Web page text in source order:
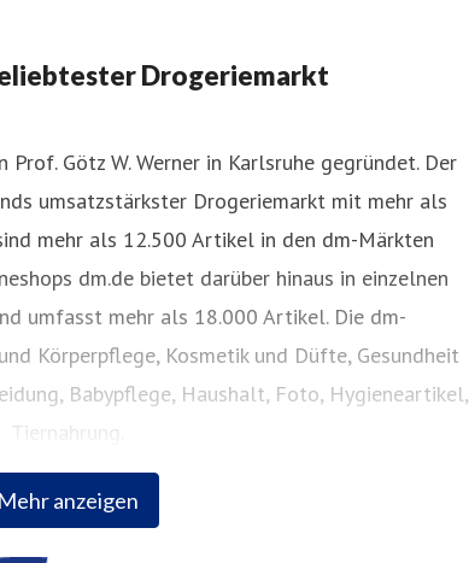
Drogeriemarkt
Mehr anzeigen
Götz W. Werner in Karlsruhe gegründet. Der
umsatzstärkster Drogeriemarkt mit mehr als
mehr als 12.500 Artikel in den dm-Märkten
dm.de bietet darüber hinaus in einzelnen
umfasst mehr als 18.000 Artikel. Die dm-
Körperpflege, Kosmetik und Düfte, Gesundheit
Babypflege, Haushalt, Foto, Hygieneartikel,
Tiernahrung.